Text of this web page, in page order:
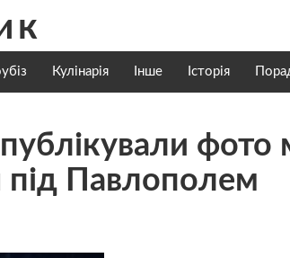
Кулінарія Інше Історія
фото
під Павлополем